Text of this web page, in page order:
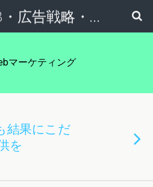
福岡のWEB・広告戦略・ネット集客コンサルのスケールフリーネットワーク
マーケティング
結果にこだ
を